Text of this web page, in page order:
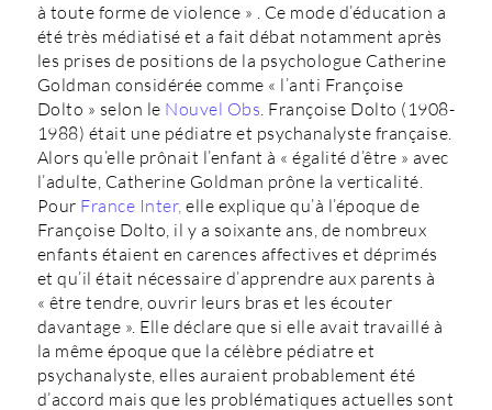
à toute forme de violence » . Ce mode d’éducation a
été très médiatisé et a fait débat notamment après
les prises de positions de la psychologue Catherine
Goldman considérée comme « l’anti Françoise
Dolto » selon le Nouvel Obs. Françoise Dolto (1908-
1988) était une pédiatre et psychanalyste française.
Alors qu’elle prônait l’enfant à « égalité d’être » avec
l’adulte, Catherine Goldman prône la verticalité.
Pour France Inter, elle explique qu’à l’époque de
Françoise Dolto, il y a soixante ans, de nombreux
enfants étaient en carences affectives et déprimés
et qu’il était nécessaire d’apprendre aux parents à
« être tendre, ouvrir leurs bras et les écouter
davantage ». Elle déclare que si elle avait travaillé à
la même époque que la célèbre pédiatre et
psychanalyste, elles auraient probablement été
d’accord mais que les problématiques actuelles sont